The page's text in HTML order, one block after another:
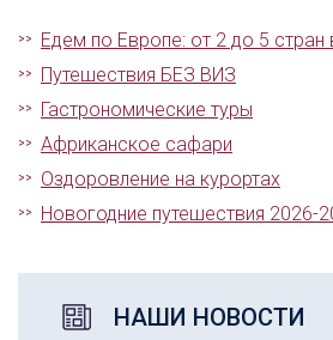
Едем по Европе: от 2 до 5 стран
Путешествия БЕЗ ВИЗ
Гастрономические туры
Африканское сафари
Оздоровление на курортах
Новогодние путешествия 2026-
НАШИ НОВОСТИ